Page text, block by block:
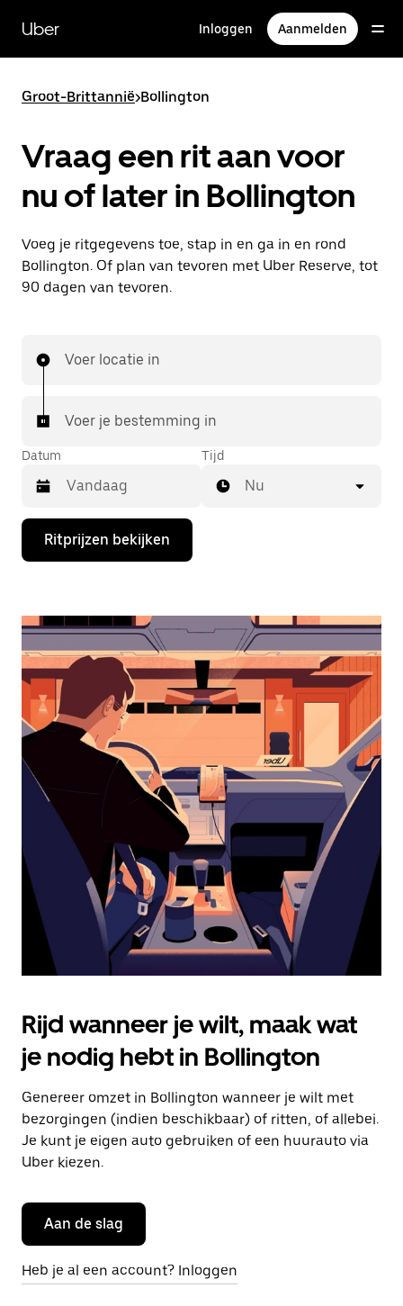
naar
hoofdinhoud
Uber Inloggen Aanmelden
Groot-Brittannië>Bollington
Vraag een rit aan voor
nu of later in Bollington
Voeg je ritgegevens toe, stap in en ga in en rond
Bollington. Of plan van tevoren met Uber Reserve, tot
90 dagen van tevoren.
Voer locatie in
Voer je bestemming in
Datum
Druk
de
de
te
openen
een
datum
te
selecteren.
Druk
Escape
agenda
te
sluiten.
Tijd
Nu
Ritprijzen bekijken
Rijd wanneer je wilt, maak wat
je nodig hebt in Bollington
Genereer omzet in Bollington wanneer je wilt met
bezorgingen (indien beschikbaar) of ritten, of allebei.
Je kunt je eigen auto gebruiken of een huurauto via
Uber kiezen.
Aan de slag
Heb je al een account? Inloggen